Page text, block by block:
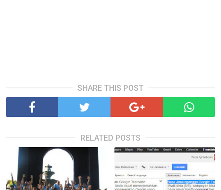
SHARE THIS POST
RELATED POSTS